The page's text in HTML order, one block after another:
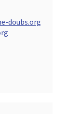
doubs.org